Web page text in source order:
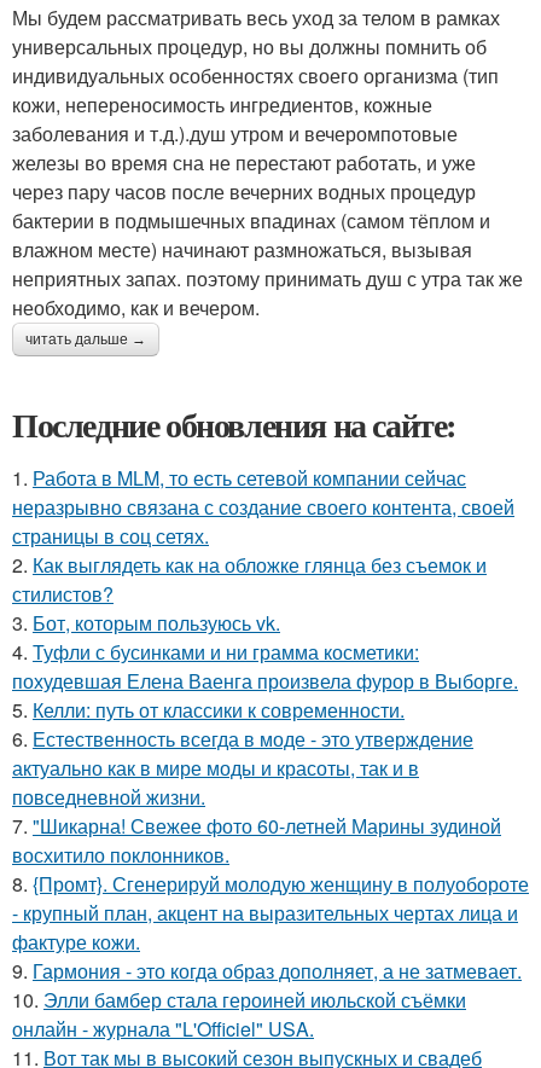
Мы будем рассматривать весь уход за телом в рамках
универсальных процедур, но вы должны помнить об
индивидуальных особенностях своего организма (тип
кожи, непереносимость ингредиентов, кожные
заболевания и т.д.).душ утром и вечеромпотовые
железы во время сна не перестают работать, и уже
через пару часов после вечерних водных процедур
бактерии в подмышечных впадинах (самом тёплом и
влажном месте) начинают размножаться, вызывая
неприятных запах. поэтому принимать душ с утра так же
необходимо, как и вечером.
читать дальше →
Последние обновления на сайте:
1. Работа в MLM, то есть сетевой компании сейчас
неразрывно связана с создание своего контента, своей
страницы в соц сетях.
2. Как выглядеть как на обложке глянца без съемок и
стилистов?
3. Бот, которым пользуюсь vk.
4. Туфли с бусинками и ни грамма косметики:
похудевшая Елена Ваенга произвела фурор в Выборге.
5. Келли: путь от классики к современности.
6. Естественность всегда в моде - это утверждение
актуально как в мире моды и красоты, так и в
повседневной жизни.
7. "Шикарна! Свежее фото 60-летней Марины зудиной
восхитило поклонников.
8. {Промт}. Сгенерируй молодую женщину в полуобороте
- крупный план, акцент на выразительных чертах лица и
фактуре кожи.
9. Гармония - это когда образ дополняет, а не затмевает.
10. Элли бамбер стала героиней июльской съёмки
онлайн - журнала "L'Officiel" USA.
11. Вот так мы в высокий сезон выпускных и свадеб